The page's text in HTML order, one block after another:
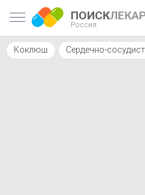
ПОИСК
Россия
Коклюш Сердечно-